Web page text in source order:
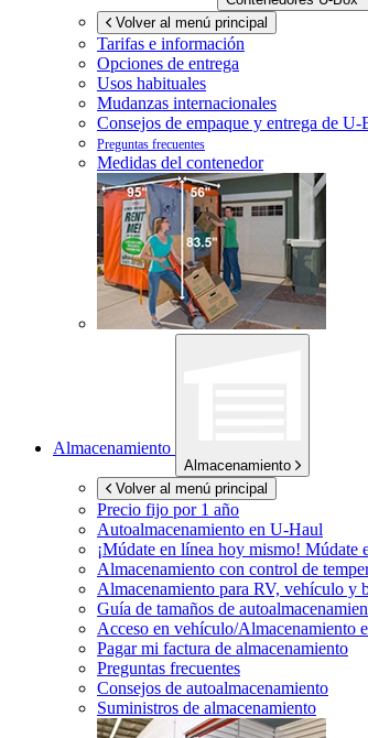
Volver al menú principal
Tarifas e información
Opciones de entrega
Usos habituales
Mudanzas internacionales
Consejos de empaque y entrega de U-
Preguntas frecuentes
Medidas del contenedor
Almacenamiento
Almacenamiento
Volver al menú principal
Precio fijo por 1 año
Autoalmacenamiento en U-Haul
¡Múdate en línea hoy mismo! Múdate
Almacenamiento con control de
Almacenamiento para RV, vehículo y
Guía de tamaños de
Acceso en vehículo/Almacenamiento
Pagar mi factura de almacenamiento
Preguntas frecuentes
Consejos de autoalmacenamiento
Suministros de almacenamiento